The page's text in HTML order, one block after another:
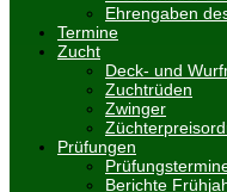
Ehrengaben
Termine
Zucht
Deck- und
Zuchtrüden
Zwinger
Prüfungen
Berichte